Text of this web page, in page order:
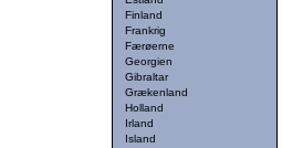
Finland
Frankrig
Færøerne
Georgien
Gibraltar
Grækenland
Holland
Irland
Island